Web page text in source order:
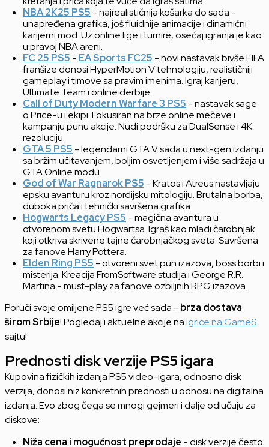
NBA 2K25 PS5 - najrealističnija košarka do sada -
unapređena grafika, još fluidnije animacije i dinamični
karijerni mod. Uz online lige i turnire, osećaj igranja je kao
u pravoj NBA areni.
FC 25 PS5 - EA Sports FC25 - novi nastavak bivše FIFA
franšize donosi HyperMotion V tehnologiju, realističniji
gameplay i timove sa pravim imenima. Igraj karijeru,
Ultimate Team i online derbije.
Call of Duty Modern Warfare 3 PS5 - nastavak sage
o Price-u i ekipi. Fokusiran na brze online mečeve i
kampanju punu akcije. Nudi podršku za DualSense i 4K
rezoluciju.
GTA 5 PS5 - legendarni GTA V sada u next-gen izdanju
sa bržim učitavanjem, boljim osvetljenjem i više sadržaja u
GTA Online modu.
God of War Ragnarok PS5 - Kratos i Atreus nastavljaju
epsku avanturu kroz nordijsku mitologiju. Brutalna borba,
duboka priča i tehnički savršena grafika.
Hogwarts Legacy PS5 - magična avantura u
otvorenom svetu Hogwartsa. Igraš kao mladi čarobnjak
koji otkriva skrivene tajne čarobnjačkog sveta. Savršena
za fanove Harry Pottera.
Elden Ring PS5 - otvoreni svet pun izazova, boss borbi i
misterija. Kreacija FromSoftware studija i George R.R.
Martina - must-play za fanove ozbiljnih RPG izazova.
Poruči svoje omiljene PS5 igre već sada - brza dostava
širom Srbije! Pogledaj i aktuelne akcije naigrice na GameS
sajtu!
Prednosti disk verzije PS5 igara
Kupovina fizičkih izdanja PS5 video-igara, odnosno disk
verzija, donosi niz konkretnih prednosti u odnosu na digitalna
izdanja. Evo zbog čega se mnogi gejmeri i dalje odlučuju za
diskove:
Niža cena i mogućnost preprodaje - disk verzije često